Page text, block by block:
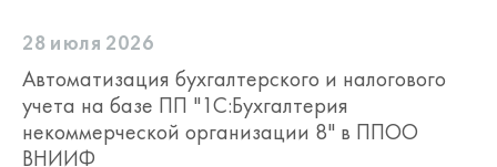
28 июля 2026
Автоматизация бухгалтерского и налогового
учета на базе ПП "1С:Бухгалтерия
некоммерческой организации 8" в ППОО
ВНИИФ